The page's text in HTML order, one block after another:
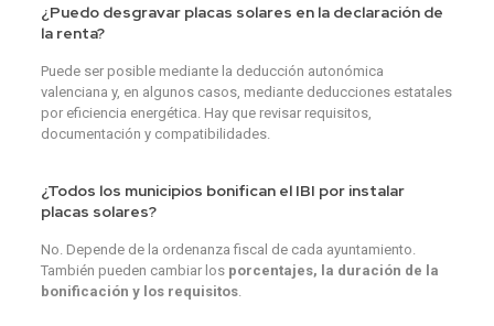
¿Puedo desgravar placas solares en la declaración de
la renta?
Puede ser posible mediante la deducción autonómica
valenciana y, en algunos casos, mediante deducciones estatales
por eficiencia energética. Hay que revisar requisitos,
documentación y compatibilidades.
¿Todos los municipios bonifican el IBI por instalar
placas solares?
No. Depende de la ordenanza fiscal de cada ayuntamiento.
También pueden cambiar los porcentajes, la duración de la
bonificación y los requisitos.